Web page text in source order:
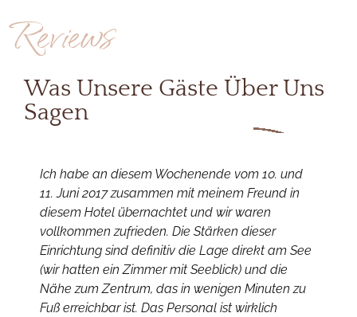
Reviews
Was Unsere Gäste Über Uns
Sagen
Ich habe an diesem Wochenende vom 10. und
11. Juni 2017 zusammen mit meinem Freund in
diesem Hotel übernachtet und wir waren
vollkommen zufrieden. Die Stärken dieser
Einrichtung sind definitiv die Lage direkt am See
(wir hatten ein Zimmer mit Seeblick) und die
Nähe zum Zentrum, das in wenigen Minuten zu
Fuß erreichbar ist. Das Personal ist wirklich